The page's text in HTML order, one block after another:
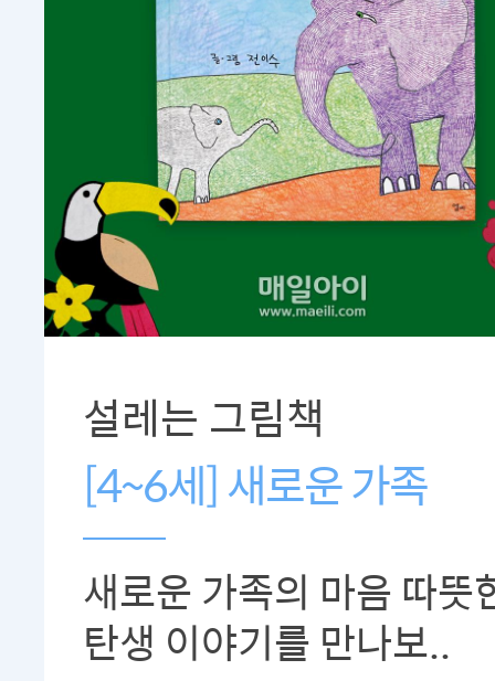
설레는 그림책
[4~6세] 새로운 가족
새로운 가족의 마음 따뜻
탄생 이야기를 만나보..